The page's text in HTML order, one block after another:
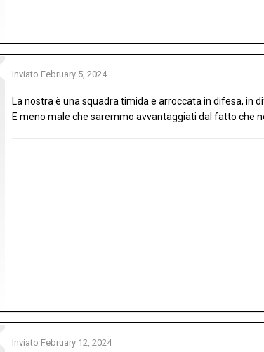
Inviato February 5, 2024
La nostra è una squadra timida e arroccata in difesa, in
E meno male che saremmo avvantaggiati dal fatto che
Inviato February 12, 2024